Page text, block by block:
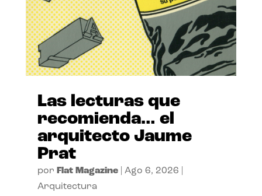
Las lecturas que
recomienda… el
arquitecto Jaume
Prat
por Flat Magazine| Ago 6, 2026
Arquitectura